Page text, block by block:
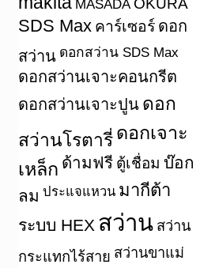
MASADA
SDS Max คาร์เซอร์ ดอก
สว่าน ดอกสว่าน SDS Max
ดอกสว่านเจาะคอนกรีต
ดอกสว่านเจาะปูน ดอก
สว่านโรตารี่ ดอกเจาะ
เหล็ก ด้ามฟรี ตู้เชื่อม บ๊อก
ลม ประแจแหวน มากีต้า
ระบบ HEX สว่าน สว่าน
กระแทกไร้สาย สว่านขาแม่